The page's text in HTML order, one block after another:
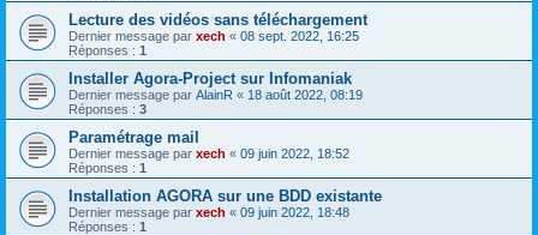
Lecture des vidéos sans téléchargement
Dernier message par xech « 08 sept. 2022, 16:25
Réponses : 1
Installer Agora-Project sur Infomaniak
Dernier message par AlainR « 18 août 2022, 08:19
Réponses : 3
Paramétrage mail
Dernier message par xech « 09 juin 2022, 18:52
Réponses : 1
Installation AGORA sur une BDD existante
Dernier message par xech « 09 juin 2022, 18:48
Réponses : 1